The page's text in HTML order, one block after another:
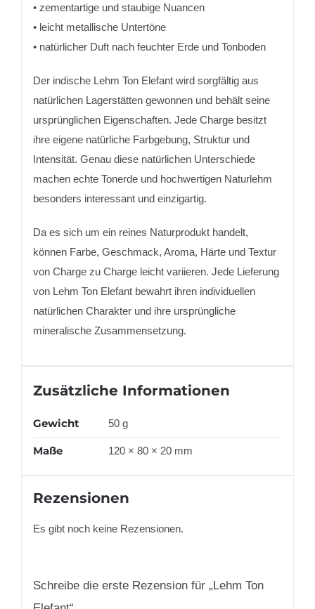
• zementartige und staubige Nuancen
• leicht metallische Untertöne
• natürlicher Duft nach feuchter Erde und Tonboden
Der indische Lehm Ton Elefant wird sorgfältig aus
natürlichen Lagerstätten gewonnen und behält seine
ursprünglichen Eigenschaften. Jede Charge besitzt
ihre eigene natürliche Farbgebung, Struktur und
Intensität. Genau diese natürlichen Unterschiede
machen echte Tonerde und hochwertigen Naturlehm
besonders interessant und einzigartig.
Da es sich um ein reines Naturprodukt handelt,
können Farbe, Geschmack, Aroma, Härte und Textur
von Charge zu Charge leicht variieren. Jede Lieferung
von Lehm Ton Elefant bewahrt ihren individuellen
natürlichen Charakter und ihre ursprüngliche
mineralische Zusammensetzung.
Zusätzliche Informationen
Gewicht 50 g
Maße 120 × 80 × 20 mm
Rezensionen
Es gibt noch keine Rezensionen.
Schreibe die erste Rezension für „Lehm Ton